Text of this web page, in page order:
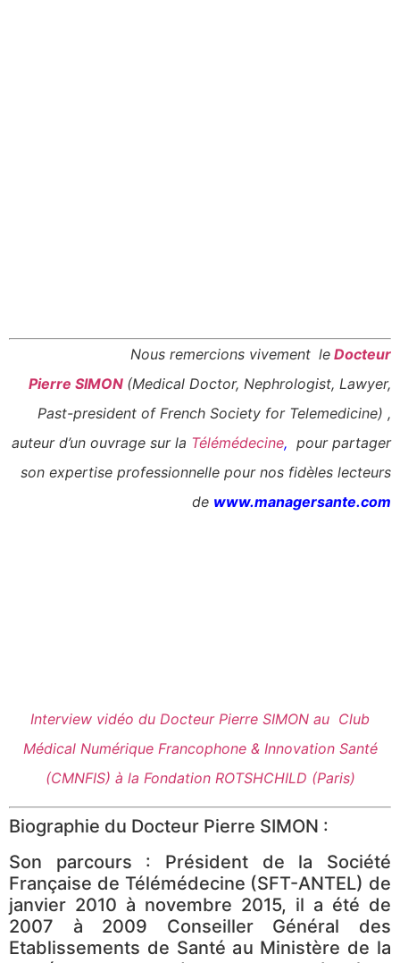
Nous remercions vivement le Docteur
Pierre SIMON (Medical Doctor, Nephrologist, Lawyer,
Past-president of French Society for Telemedicine) ,
auteur d’un ouvrage sur la Télémédecine, pour partager
son expertise professionnelle pour nos fidèles lecteurs
de www.managersante.com
Interview vidéo du Docteur Pierre SIMON au Club
Médical Numérique Francophone & Innovation Santé
(CMNFIS) à la Fondation ROTSHCHILD (Paris)
Biographie du Docteur Pierre SIMON :
Son parcours : Président de la Société
Française de Télémédecine (SFT-ANTEL) de
janvier 2010 à novembre 2015, il a été de
2007 à 2009 Conseiller Général des
Etablissements de Santé au Ministère de la